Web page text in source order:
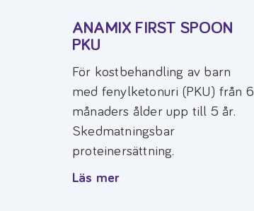
ANAMIX FIRST SPOON
PKU
För kostbehandling av barn
med fenylketonuri (PKU) från 6
månaders ålder upp till 5 år.
Skedmatningsbar
proteinersättning.
Läs mer